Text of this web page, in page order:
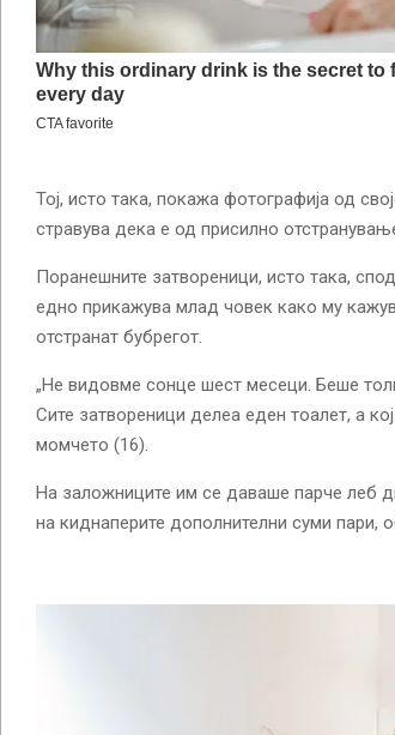
Тој, исто така, покажа фотографија од
стравува дека е од присилно
Поранешните затвореници, исто така,
едно прикажува млад човек како му
отстранат бубрегот.
„Не видовме сонце шест месеци. Беше
Сите затвореници делеа еден тоалет, а
момчето (16).
На заложниците им се даваше парче леб
на киднаперите дополнителни суми пари,